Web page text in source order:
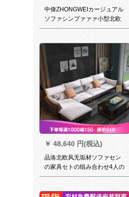
中偉ZHONGWEIカージュアル
ソファシンプァァァ小型北欧
風ソファ
￥ 48,640 円(税込)
品洛北欧风无垢材ソファセン
の家具セトの组み合わせ4人の
ホワイイトワクのソファ8205